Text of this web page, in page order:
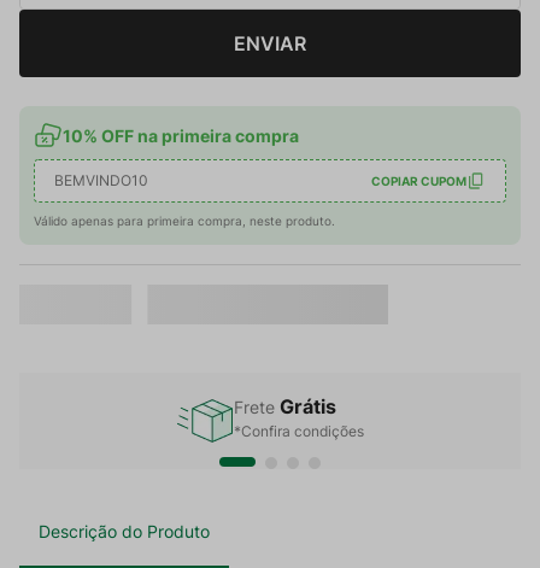
ENVIAR
10% OFF na primeira compra
BEMVINDO10 COPIAR CUPOM
Válido apenas para primeira compra, neste produto.
Frete Grátis
*Confira condições
Descrição do Produto